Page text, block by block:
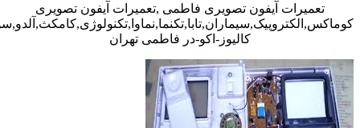
تعمیرات آیفون تصویری فاطمی ,تعمیرات آیفون تصویری
کالیوز-اکو-در فاطمی تهران